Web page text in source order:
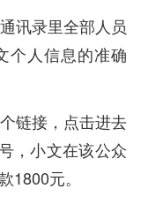
讯录里全部人员
个人信息的准确
链接，点击进去
，小文在该公众
1800元。